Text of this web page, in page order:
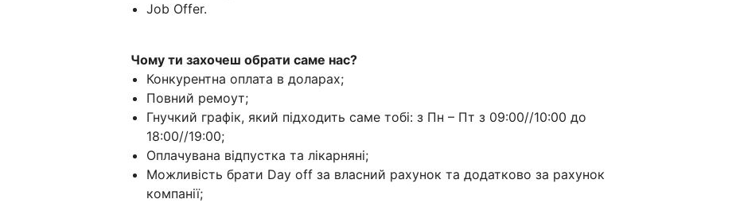
Job Offer.
Чому ти захочеш обрати саме нас?
Конкурентна оплата в доларах;
Повний ремоут;
Гнучкий графік, який підходить саме тобі: з Пн – Пт з 09:00//10:00 до
18:00//19:00;
Оплачувана відпустка та лікарняні;
Можливість брати Day off за власний рахунок та додатково за рахунок
компанії;